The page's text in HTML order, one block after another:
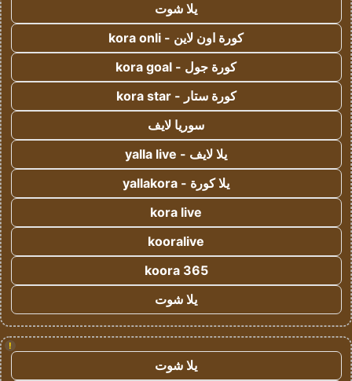
يلا شوت
كورة اون لاين - kora onli
كورة جول - kora goal
كورة ستار - kora star
سوريا لايف
يلا لايف - yalla live
يلا كورة - yallakora
kora live
kooralive
koora 365
يلا شوت
!
يلا شوت